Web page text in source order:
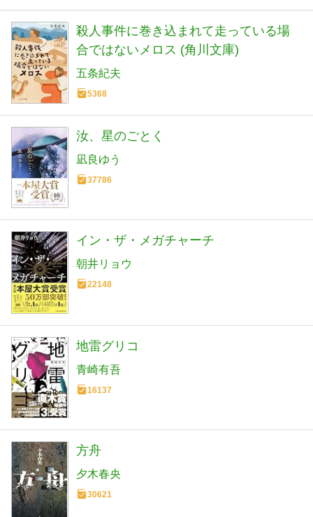
殺人事件に巻き込まれて走っている場
合ではないメロス (角川文庫)
五条紀夫
5368
汝、星のごとく
凪良ゆう
37786
イン・ザ・メガチャーチ
朝井リョウ
22148
地雷グリコ
青崎有吾
16137
方舟
夕木春央
30621